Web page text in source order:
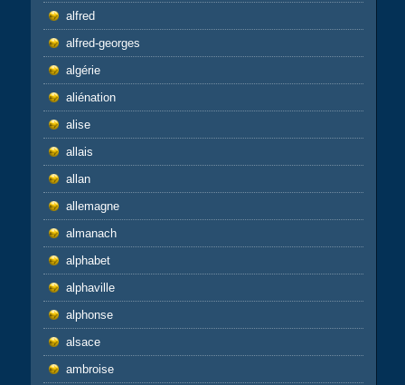
alfred
alfred-georges
algérie
aliénation
alise
allais
allan
allemagne
almanach
alphabet
alphaville
alphonse
alsace
ambroise